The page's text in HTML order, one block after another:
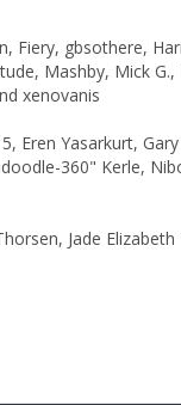
Fiery, gbsothere,
Mashby, Mick
xenovanis
Yasarkurt,
360" Kerle,
Jade